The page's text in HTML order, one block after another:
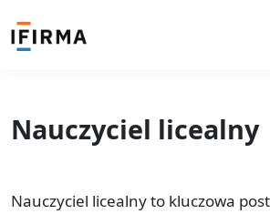
Nauczyciel licealny
Nauczyciel licealny to kluczowa